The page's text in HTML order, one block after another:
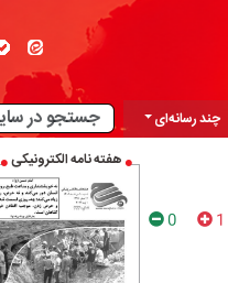
چند رسانه‌ای
1
0
هفته نامه الکترونیکی